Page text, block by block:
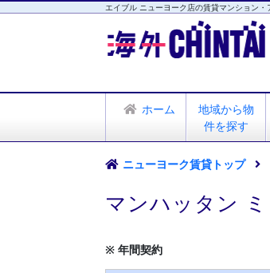
エイブル ニューヨーク店の賃貸マンション
ホーム
地域から物
件を探す
ニューヨーク賃貸トップ
マンハッタン
※ 年間契約